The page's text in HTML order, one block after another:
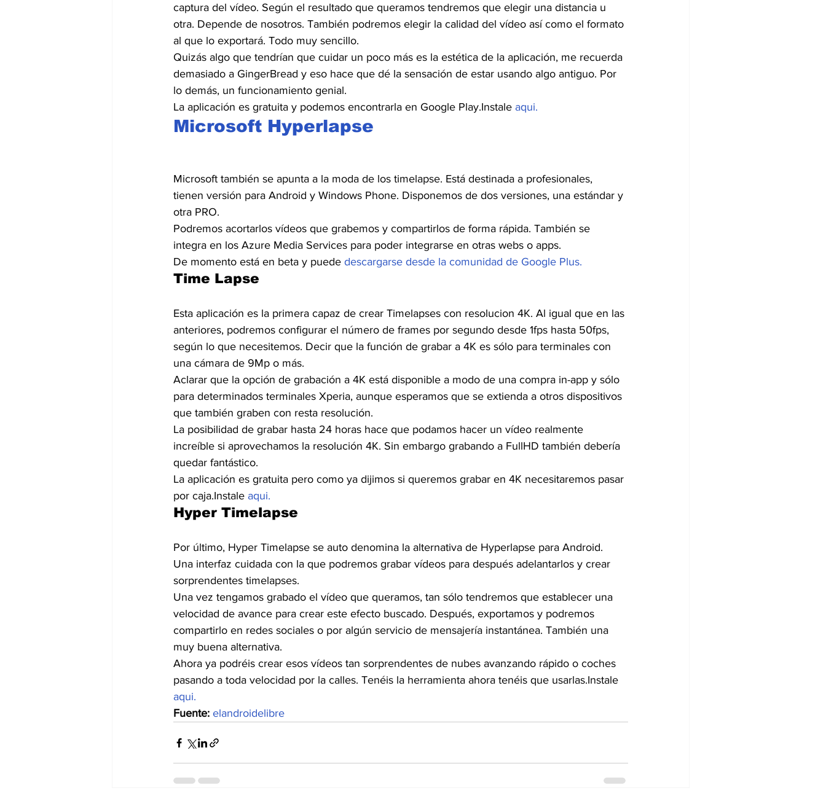
captura del vídeo. Según el resultado que queramos tendremos que elegir una distancia u
otra. Depende de nosotros. También podremos elegir la calidad del vídeo así como el formato
al que lo exportará. Todo muy sencillo.
Quizás algo que tendrían que cuidar un poco más es la estética de la aplicación, me recuerda
demasiado a GingerBread y eso hace que dé la sensación de estar usando algo antiguo. Por
lo demás, un funcionamiento genial.
La aplicación es gratuita y podemos encontrarla en Google Play.Instale aqui.
Microsoft Hyperlapse
Microsoft también se apunta a la moda de los timelapse. Está destinada a profesionales,
tienen versión para Android y Windows Phone. Disponemos de dos versiones, una estándar y
otra PRO.
Podremos acortarlos vídeos que grabemos y compartirlos de forma rápida. También se
integra en los Azure Media Services para poder integrarse en otras webs o apps.
De momento está en beta y puede descargarse desde la comunidad de Google Plus.
Time Lapse
Esta aplicación es la primera capaz de crear Timelapses con resolucion 4K. Al igual que en las
anteriores, podremos configurar el número de frames por segundo desde 1fps hasta 50fps,
según lo que necesitemos. Decir que la función de grabar a 4K es sólo para terminales con
una cámara de 9Mp o más.
Aclarar que la opción de grabación a 4K está disponible a modo de una compra in-app y sólo
para determinados terminales Xperia, aunque esperamos que se extienda a otros dispositivos
que también graben con resta resolución.
La posibilidad de grabar hasta 24 horas hace que podamos hacer un vídeo realmente
increíble si aprovechamos la resolución 4K. Sin embargo grabando a FullHD también debería
quedar fantástico.
La aplicación es gratuita pero como ya dijimos si queremos grabar en 4K necesitaremos pasar
por caja.Instale aqui.
Hyper Timelapse
Por último, Hyper Timelapse se auto denomina la alternativa de Hyperlapse para Android.
Una interfaz cuidada con la que podremos grabar vídeos para después adelantarlos y crear
sorprendentes timelapses.
Una vez tengamos grabado el vídeo que queramos, tan sólo tendremos que establecer una
velocidad de avance para crear este efecto buscado. Después, exportamos y podremos
compartirlo en redes sociales o por algún servicio de mensajería instantánea. También una
muy buena alternativa.
Ahora ya podréis crear esos vídeos tan sorprendentes de nubes avanzando rápido o coches
pasando a toda velocidad por la calles. Tenéis la herramienta ahora tenéis que usarlas.Instale
aqui.
Fuente: elandroidelibre